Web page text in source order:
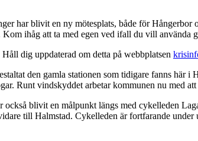
har blivit en ny mötesplats, både för
ihåg att ta med egen ved ifall du vill använda
dig uppdaterad om detta på webbplatsen
den gamla stationen som tidigare fanns här
Runt vindskyddet arbetar kommunen nu med
också blivit en målpunkt längs med cykelleden
till Halmstad. Cykelleden är fortfarande under